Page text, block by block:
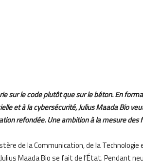
sur le code plutôt que sur le béton. En
et à la cybersécurité, Julius Maada Bio
refondée. Une ambition à la mesure des
de la Communication, de la Technologie
Maada Bio se fait de l’État. Pendant